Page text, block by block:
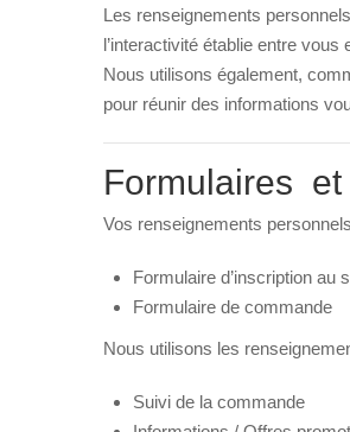
Les renseignements
l’interactivité établie entre vous
Nous utilisons également,
pour réunir des informations
Formulaires et
Vos renseignements
Formulaire d’inscription au
Formulaire de commande
Nous utilisons les
Suivi de la commande